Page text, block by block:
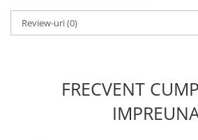
Carabine/ carlige
Diverse casa si gradina
Fir/Ata de legat
Review-uri(0)
FRECVENT